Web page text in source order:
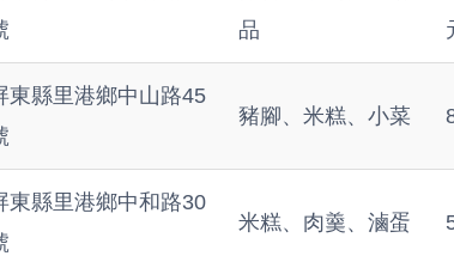
品
東縣里港鄉中山路45
豬腳、米糕、小菜
東縣里港鄉中和路30
米糕、肉羹、滷蛋